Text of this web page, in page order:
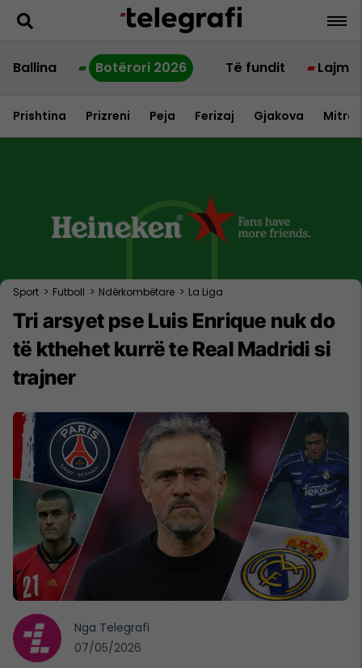
Ballina Botërori 2026 Të fundit Lajme
Prishtina Prizreni Peja Ferizaj Gjakova
Sport > Futboll > Ndërkombëtare > La Liga
Tri arsyet pse Luis Enrique nuk do
të kthehet kurrë te Real Madridi si
trajner
Nga Telegrafi
07/05/2026